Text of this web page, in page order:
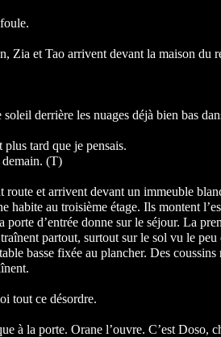
Zia et Tao arrivent devant la maison du
soleil derrière les nuages déjà bien bas
tard que je pensais.
(T)
route et arrivent devant un immeuble
habite au troisième étage. Ils montent
porte d’entrée donne sur le séjour. La
partout, surtout sur le sol vu le
basse fixée au plancher. Des
tout ce désordre.
à la porte. Orane l’ouvre. C’est Doso,